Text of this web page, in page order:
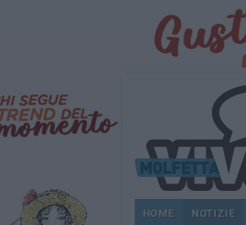
HOME NOTIZIE